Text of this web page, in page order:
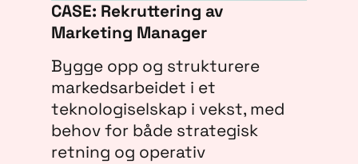
CASE: Rekruttering av
Marketing Manager
Bygge opp og strukturere
markedsarbeidet i et
teknologiselskap i vekst, med
behov for både strategisk
retning og operativ